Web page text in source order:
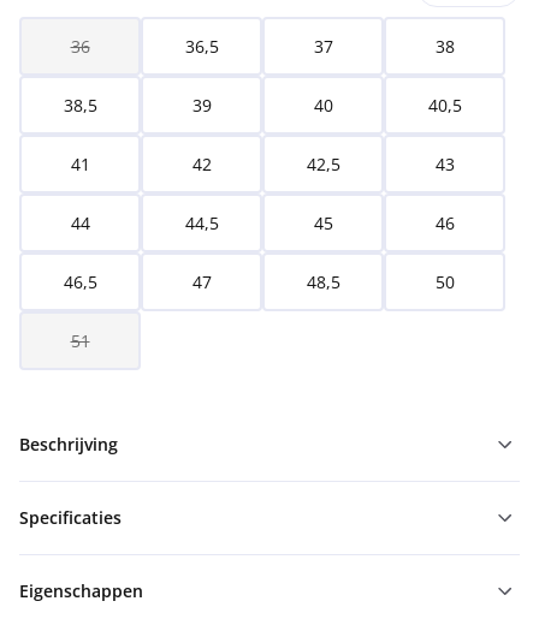
36 36,5 37 38
38,5 39 40 40,5
41 42 42,5 43
44 44,5 45 46
46,5 47 48,5 50
51
Beschrijving
Specificaties
Eigenschappen